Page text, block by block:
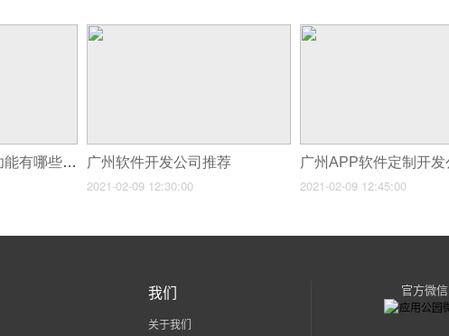
视频电影APP开发功能有哪些呢？ 广州软件开发公司推荐
2021-02-09 12:30:00 2021-02-09 12:45:00
我们
关于我们
官方微信